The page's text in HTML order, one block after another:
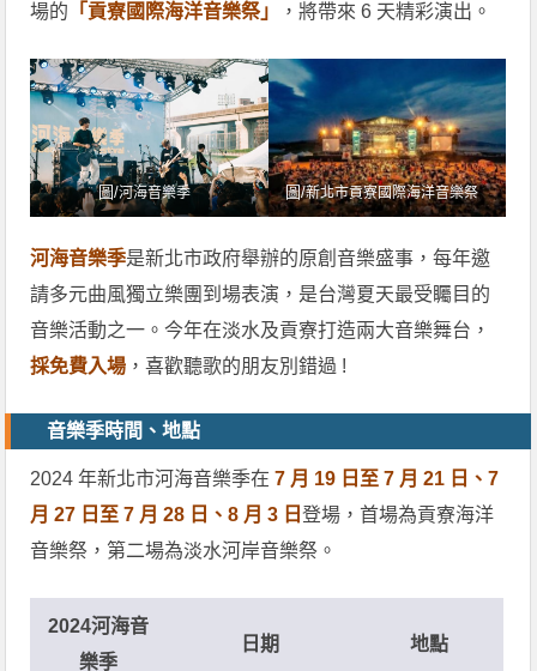
場的 「貢寮國際海洋音樂祭」 ，將帶來 6 天精彩演出。
圖/河海音樂季 圖/新北市貢寮國際海洋音樂祭
河海音樂季是新北市政府舉辦的原創音樂盛事，每年邀
請多元曲風獨立樂團到場表演，是台灣夏天最受矚目的
音樂活動之一。今年在淡水及貢寮打造兩大音樂舞台，
採免費入場 ，喜歡聽歌的朋友別錯過 !
音樂季時間、地點
2024 年新北市河海音樂季在 7 月 19 日至 7 月 21 日、7
月 27 日至 7 月 28 日、8 月 3 日登場，首場為貢寮海洋
音樂祭，第二場為淡水河岸音樂祭。
2024河海音
樂季
日期 地點